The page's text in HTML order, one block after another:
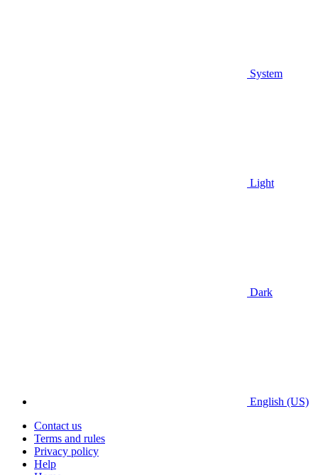
System
Light
Dark
English (US)
Contact us
Terms and rules
Privacy policy
Help